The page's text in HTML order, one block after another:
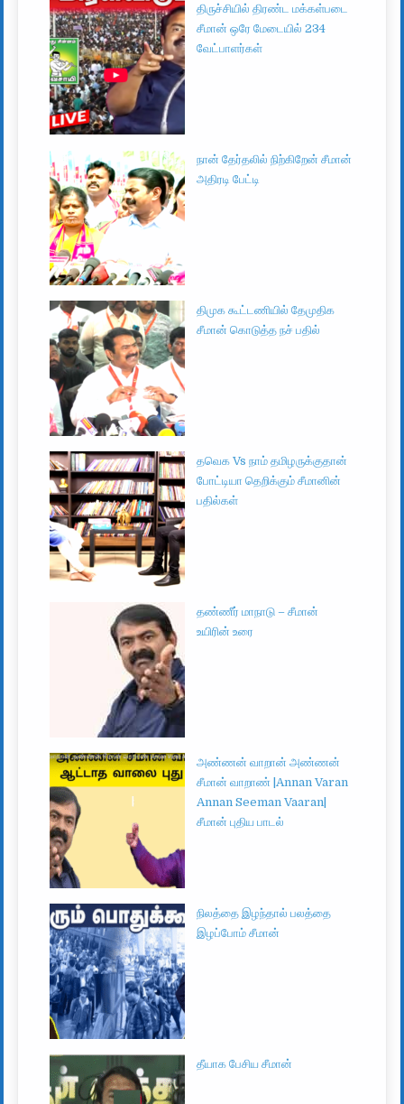
திருச்சியில் திரண்ட மக்கள்படை
சீமான் ஒரே மேடையில் 234
வேட்பாளர்கள்
நான் தேர்தலில் நிற்கிறேன் சீமான்
அதிரடி பேட்டி
திமுக கூட்டணியில் தேமுதிக
சீமான் கொடுத்த நச் பதில்
தவெக Vs நாம் தமிழருக்குதான்
போட்டியா தெறிக்கும் சீமானின்
பதில்கள்
தண்ணீர் மாநாடு – சீமான்
உயிரின் உரை
அண்ணன் வாறான் அண்ணன்
சீமான் வாறாண் |Annan Varan
Annan Seeman Vaaran|
சீமான் புதிய பாடல்
நிலத்தை இழந்தால் பலத்தை
இழப்போம் சீமான்
தீயாக பேசிய சீமான்